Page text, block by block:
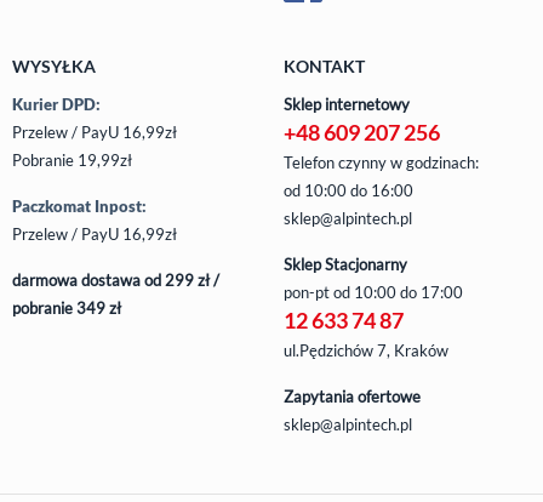
WYSYŁKA
Kurier DPD:
Przelew / PayU 16,99zł
Pobranie 19,99zł
Paczkomat Inpost:
Przelew / PayU 16,99zł
darmowa dostawa od 299 zł /
pobranie 349 zł
KONTAKT
Sklep internetowy
+48 609 207 256
Telefon czynny w godzinach:
od 10:00 do 16:00
sklep@alpintech.pl
Sklep Stacjonarny
pon-ptod 10:00 do 17:00
12 633 74 87
ul.Pędzichów 7, Kraków
Zapytania ofertowe
sklep@alpintech.pl